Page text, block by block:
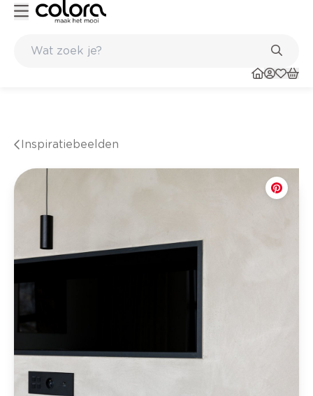
Inspiratiebeelden